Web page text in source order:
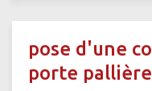
pose d'une
porte